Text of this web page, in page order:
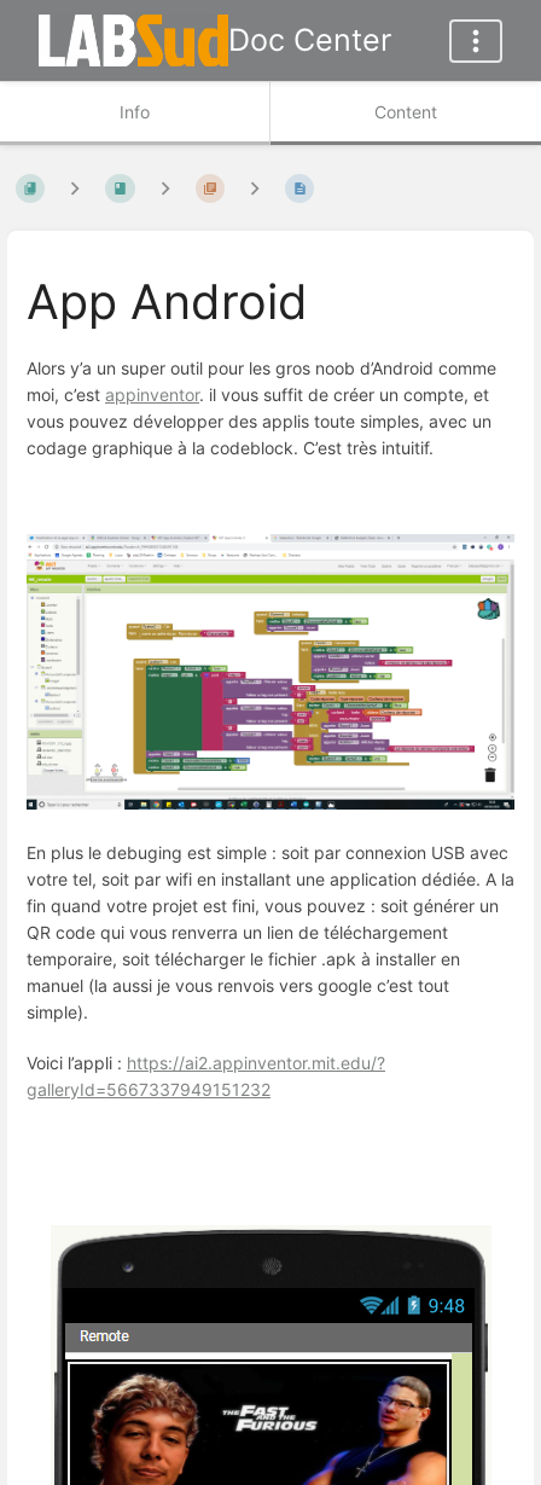
Doc Center
Info Content
App Android
Alors y’a un super outil pour les gros noob d’Android comme
moi, c’est appinventor. il vous suffit de créer un compte, et
vous pouvez développer des applis toute simples, avec un
codage graphique à la codeblock. C’est très intuitif.
En plus le debuging est simple : soit par connexion USB avec
votre tel, soit par wifi en installant une application dédiée. A la
fin quand votre projet est fini, vous pouvez : soit générer un
QR code qui vous renverra un lien de téléchargement
temporaire, soit télécharger le fichier .apk à installer en
manuel (la aussi je vous renvois vers google c’est tout
simple).
Voici l’appli : https://ai2.appinventor.mit.edu/?
galleryId=5667337949151232